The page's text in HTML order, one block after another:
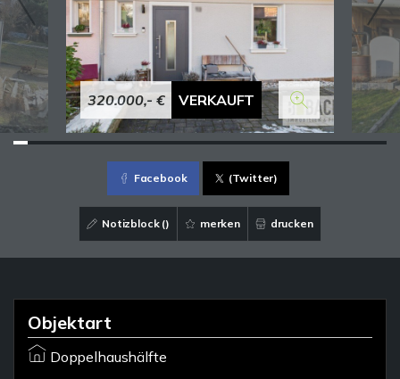
320.000,- € VERKAUFT
Facebook (Twitter)
Notizblock () merken drucken
Objektart
Doppelhaushälfte